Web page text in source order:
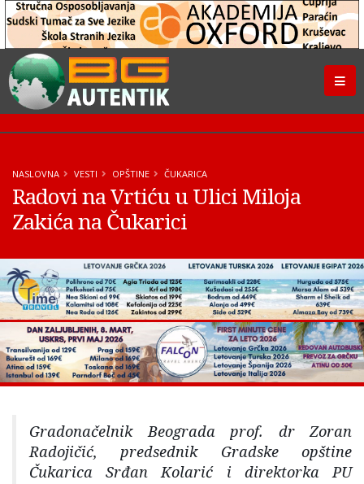
NASLOVNA VESTI OPŠTINE ČUKARICA
Radovi na Vrtiću u Ulici Miloja
Zakića na Čukarici
Gradonačelnik Beograda prof. dr Zoran
Radojičić, predsednik Gradske opštine
Čukarica Srđan Kolarić i direktorka PU